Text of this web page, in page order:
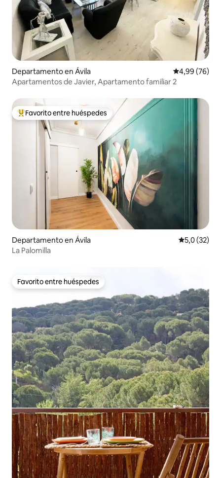
Departamento en Ávila Calificación
4,99 (76)
Apartamentos de Javier, Apartamento familiar 2
Favorito entre los huéspedes más destacados
Favorito entre huéspedes
Departamento en Ávila Calificación
5,0 (32)
La Palomilla
Favorito entre huéspedes
Favorito entre huéspedes